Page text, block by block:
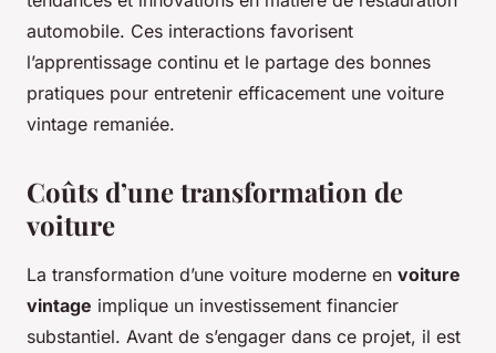
automobile. Ces interactions favorisent
l’apprentissage continu et le partage des bonnes
pratiques pour entretenir efficacement une voiture
vintage remaniée.
Coûts d’une transformation de
voiture
La transformation d’une voiture moderne en voiture
vintage implique un investissement financier
substantiel. Avant de s’engager dans ce projet, il est